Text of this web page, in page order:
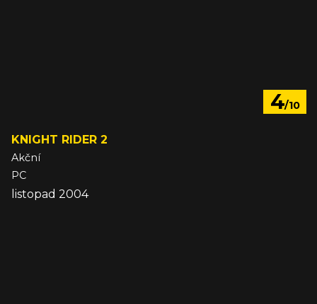
4/10
KNIGHT RIDER 2
Akční
PC
listopad 2004